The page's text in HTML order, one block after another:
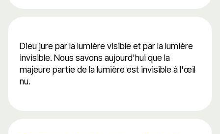
Dieu jure par la lumière visible et par la lumière
invisible. Nous savons aujourd'hui que la
majeure partie de la lumière est invisible à l'œil
nu.